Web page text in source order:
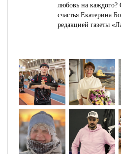
любовь на каждого?
счастья Екатерина
редакцией газеты